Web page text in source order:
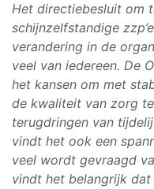
Het directiebesluit om
schijnzelfstandige
verandering in de
veel van iedereen. De
het kansen om met
de kwaliteit van zorg
terugdringen van
vindt het ook een
veel wordt gevraagd
vindt het belangrijk